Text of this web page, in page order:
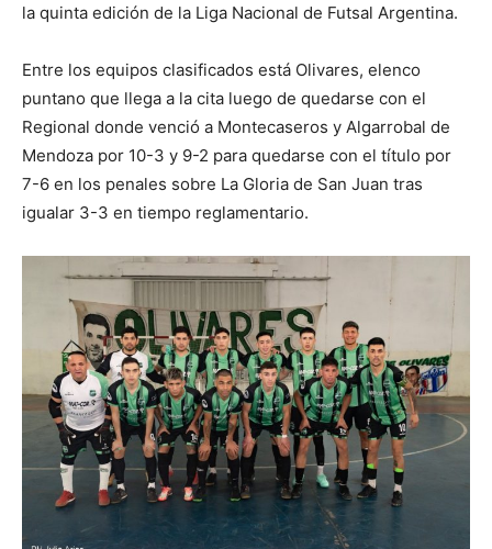
la quinta edición de la Liga Nacional de Futsal Argentina.
Entre los equipos clasificados está Olivares, elenco
puntano que llega a la cita luego de quedarse con el
Regional donde venció a Montecaseros y Algarrobal de
Mendoza por 10-3 y 9-2 para quedarse con el título por
7-6 en los penales sobre La Gloria de San Juan tras
igualar 3-3 en tiempo reglamentario.